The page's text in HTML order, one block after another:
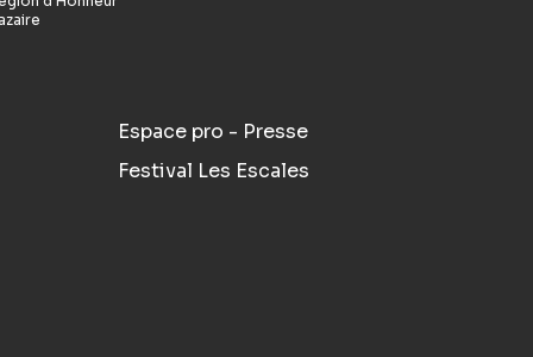
Espace pro - Presse
Festival Les Escales